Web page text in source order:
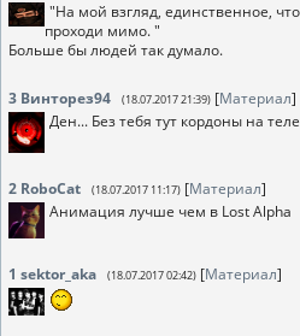
"На мой взгляд, единственное,
проходи мимо. "
Больше бы людей так думало.
3 Винторез94 (18.07.2017 21:39) [Материал]
Ден... Без тебя тут кордоны на
2 RoboCat (18.07.2017 11:17) [Материал]
Анимация лучше чем в Lost Alpha
1 sektor_aka (18.07.2017 02:42) [Материал]